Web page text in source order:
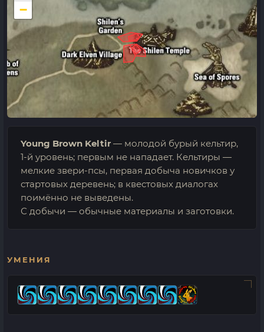
−
Young Brown Keltir — молодой бурый кельтир,
1-й уровень; первым не нападает. Кельтиры —
мелкие звери-псы, первая добыча новичков у
стартовых деревень; в квестовых диалогах
поимённо не выведены.
С добычи — обычные материалы и заготовки.
УМЕНИЯ